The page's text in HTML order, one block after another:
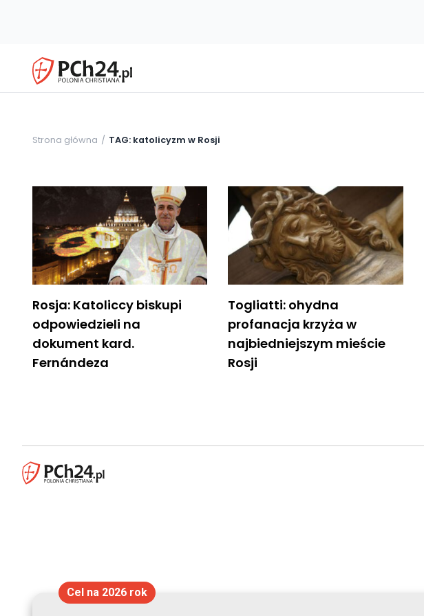
Strona główna TAG: katolicyzm w Rosji
Rosja: Katoliccy biskupi
odpowiedzieli na
dokument kard.
Fernándeza
Togliatti: ohydna
profanacja krzyża w
najbiedniejszym mieście
Rosji
Cel na 2026 rok